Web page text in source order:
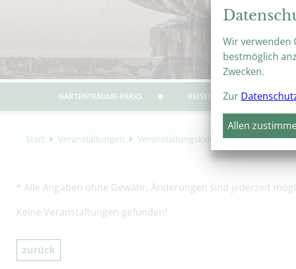
GARTENTRÄUME-PARKS REISEN & ERLEBEN
Start Veranstaltungen Veranstaltungskalender 14.
* Alle Angaben ohne Gewähr, Änderungen sind jederzeit
Keine Veranstaltungen gefunden!
zurück
Wir verwenden
bestmöglich
Zwecken.
Zur
Allen